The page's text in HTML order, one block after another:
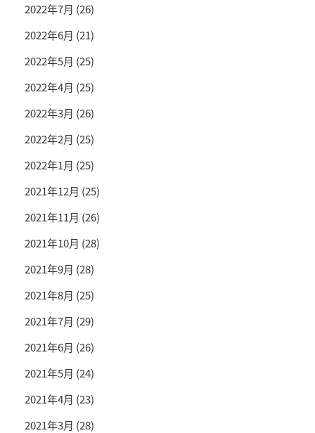
2022年7月 (26)
2022年6月 (21)
2022年5月 (25)
2022年4月 (25)
2022年3月 (26)
2022年2月 (25)
2022年1月 (25)
2021年12月 (25)
2021年11月 (26)
2021年10月 (28)
2021年9月 (28)
2021年8月 (25)
2021年7月 (29)
2021年6月 (26)
2021年5月 (24)
2021年4月 (23)
2021年3月 (28)